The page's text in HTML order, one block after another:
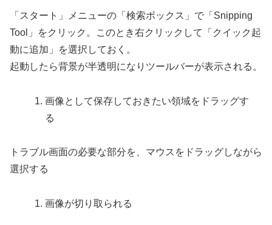
「スタート」メニューの「検索ボックス」で「Snipping
Tool」をクリック。このとき右クリックして「クイック起
動に追加」を選択しておく。
起動したら背景が半透明になりツールバーが表示される。
画像として保存しておきたい領域をドラッグす
る
トラブル画面の必要な部分を、マウスをドラッグしながら
選択する
画像が切り取られる